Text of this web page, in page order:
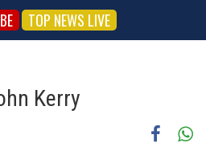
TOP NEWS LIVE
Kerry